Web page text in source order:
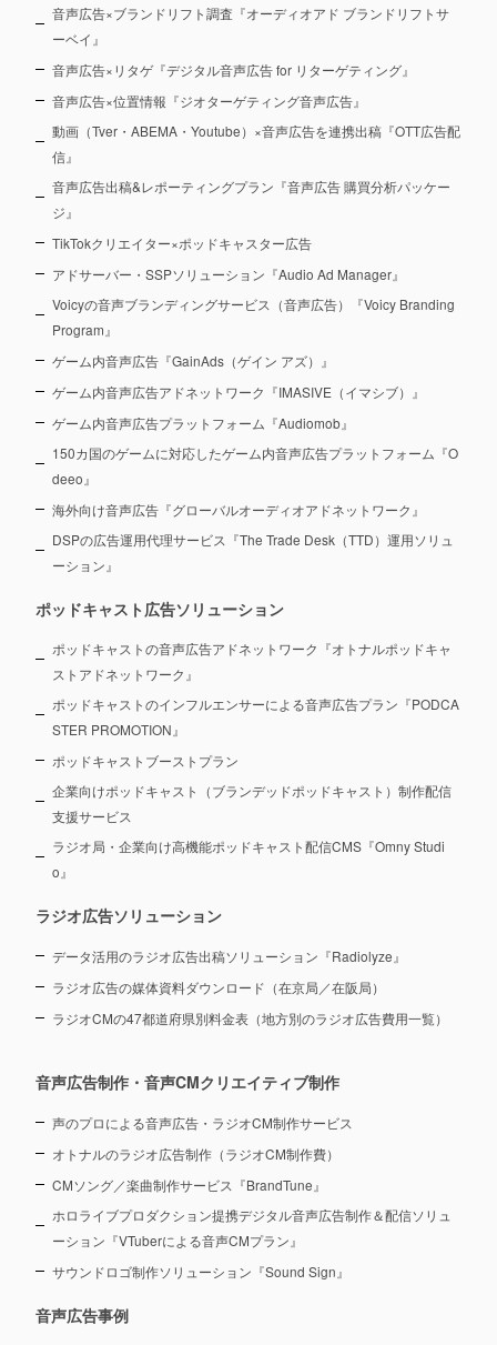
音声広告×ブランドリフト調査『オーディオアド ブランドリフトサ
ーベイ』
音声広告×リタゲ『デジタル音声広告 for リターゲティング』
音声広告×位置情報『ジオターゲティング音声広告』
動画（Tver・ABEMA・Youtube）×音声広告を連携出稿『OTT広告配
信』
音声広告出稿&レポーティングプラン『音声広告 購買分析パッケー
ジ』
TikTokクリエイター×ポッドキャスター広告
アドサーバー・SSPソリューション『Audio Ad Manager』
Voicyの音声ブランディングサービス（音声広告）『Voicy Branding
Program』
ゲーム内音声広告『GainAds（ゲイン アズ）』
ゲーム内音声広告アドネットワーク『IMASIVE（イマシブ）』
ゲーム内音声広告プラットフォーム『Audiomob』
150カ国のゲームに対応したゲーム内音声広告プラットフォーム『O
deeo』
海外向け音声広告『グローバルオーディオアドネットワーク』
DSPの広告運用代理サービス『The Trade Desk（TTD）運用ソリュ
ーション』
ポッドキャスト広告ソリューション
ポッドキャストの音声広告アドネットワーク『オトナルポッドキャ
ストアドネットワーク』
ポッドキャストのインフルエンサーによる音声広告プラン『PODCA
STER PROMOTION』
ポッドキャストブーストプラン
企業向けポッドキャスト（ブランデッドポッドキャスト）制作配信
支援サービス
ラジオ局・企業向け高機能ポッドキャスト配信CMS『Omny Studi
o』
ラジオ広告ソリューション
データ活用のラジオ広告出稿ソリューション『Radiolyze』
ラジオ広告の媒体資料ダウンロード（在京局／在阪局）
ラジオCMの47都道府県別料金表（地方別のラジオ広告費用一覧）
音声広告制作・音声CMクリエイティブ制作
声のプロによる音声広告・ラジオCM制作サービス
オトナルのラジオ広告制作（ラジオCM制作費）
CMソング／楽曲制作サービス『BrandTune』
ホロライブプロダクション提携デジタル音声広告制作＆配信ソリュ
ーション 『VTuberによる音声CMプラン』
サウンドロゴ制作ソリューション『Sound Sign』
音声広告事例